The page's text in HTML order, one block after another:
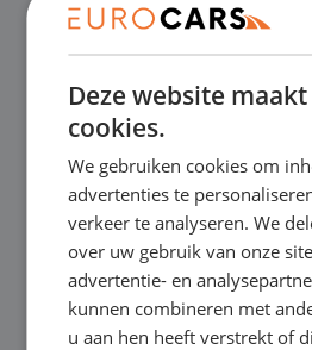
Online kopen, niet
Financial lease –
Gratis thuisbezorgd bij
Onze showrooms
Je bent van harte
Deze website
cookies.
We gebruiken cookies om
advertenties te
verkeer te analyseren. We
over uw gebruik van onze
advertentie- en
kunnen combineren met
u aan hen heeft verstrekt of